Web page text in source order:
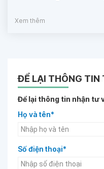
Xem thêm
ĐỂ LẠI THÔNG TIN
Để lại thông tin nhận tư
Họ và tên*
Số điện thoại*